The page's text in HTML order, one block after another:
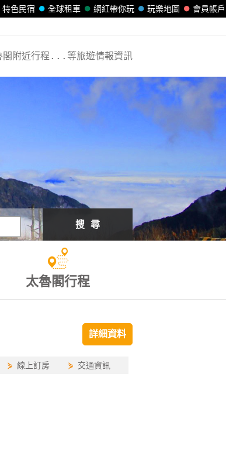
會員帳戶
玩樂地圖
網紅帶你玩
全球租車
特色民宿
閣附近行程...等旅遊情報資訊
搜 尋
太魯閣行程
詳細資料
⋟線上訂房 ⋟ 交通資訊